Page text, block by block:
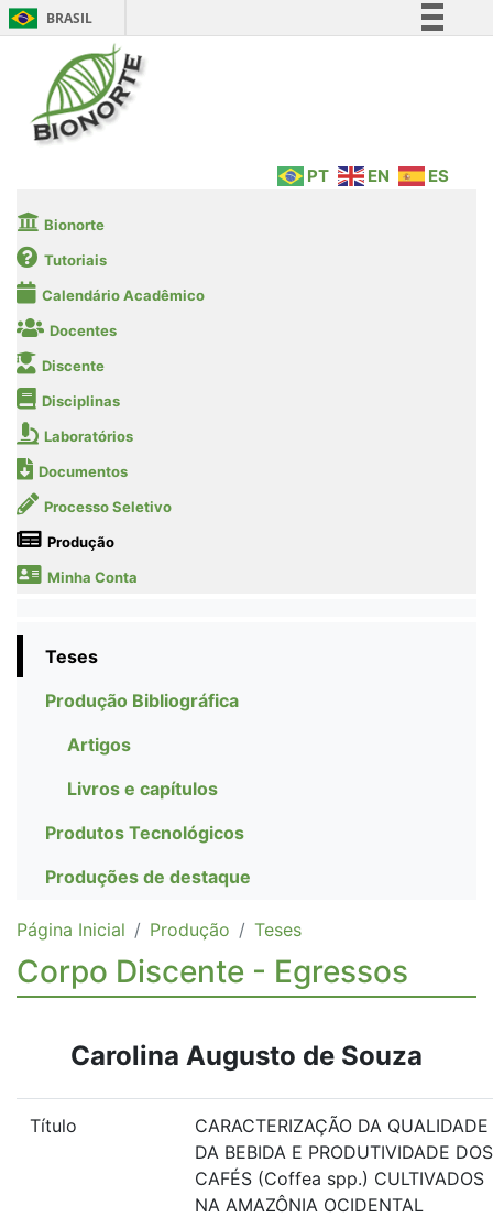
BRASIL
Legislação
PT EN ES
Bionorte
Tutoriais
Calendário Acadêmico
Docentes
Discente
Disciplinas
Laboratórios
Documentos
Processo Seletivo
Produção
Minha Conta
Teses
Produção Bibliográfica
Artigos
Livros e capítulos
Produtos Tecnológicos
Produções de destaque
Página Inicial Produção Teses
Corpo Discente - Egressos
Carolina Augusto de Souza
Título
CARACTERIZAÇÃO DA QUALIDADE
DA BEBIDA E PRODUTIVIDADE DOS
CAFÉS (Coffea spp.) CULTIVADOS
NA AMAZÔNIA OCIDENTAL